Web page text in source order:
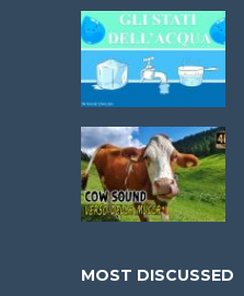
MOST DISCUSSED